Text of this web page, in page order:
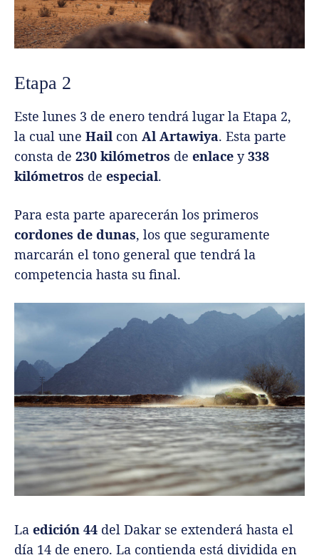
Etapa 2
Este lunes 3 de enero tendrá lugar la Etapa 2,
la cual une Hail con Al Artawiya. Esta parte
consta de 230 kilómetros de enlace y338
kilómetros de especial.
Para esta parte aparecerán los primeros
cordones de dunas, los que seguramente
marcarán el tono general que tendrá la
competencia hasta su final.
La edición 44 del Dakar se extenderá hasta el
día 14 de enero. La contienda está dividida en